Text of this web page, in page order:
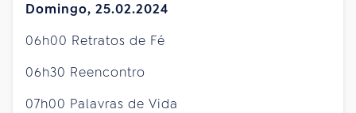
Domingo, 25.02.2024
06h00 Retratos de Fé
06h30 Reencontro
07h00 Palavras de Vida